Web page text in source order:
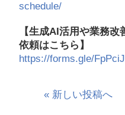
schedule/
【生成AI活用や業務
依頼はこちら】
https://forms.gle/
« 新しい投稿へ